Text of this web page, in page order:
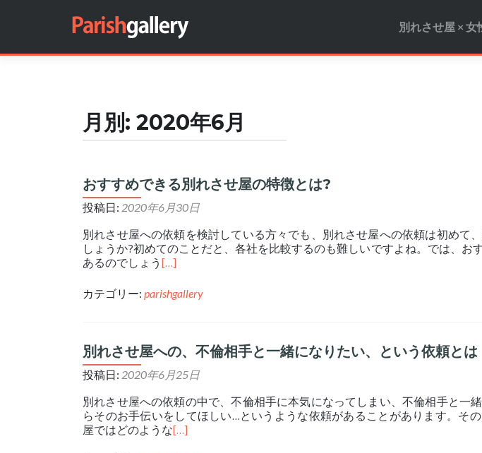
別れさせ屋 × 女
月別: 2020年6月
おすすめできる別れさせ屋の特徴とは?
投稿日: 2020年6月30日
別れさせ屋への依頼を検討している方々でも、別れさせ屋への依頼は初めて
しょうか?初めてのことだと、各社を比較するのも難しいですよね。では、お
あるのでしょう[…]
カテゴリー: parishgallery
別れさせ屋への、不倫相手と一緒になりたい、という依頼とは
投稿日: 2020年6月25日
別れさせ屋への依頼の中で、不倫相手に本気になってしまい、不倫相手と一
らそのお手伝いをしてほしい…というような依頼があることがあります。そ
屋ではどのような[…]